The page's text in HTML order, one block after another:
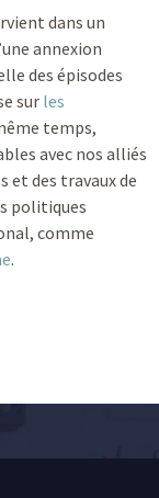
dans un
annexion
des épisodes
sur les
temps,
avec nos alliés
et des travaux de
politiques
comme
.